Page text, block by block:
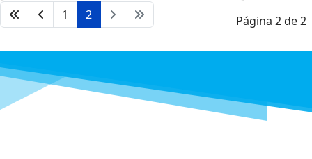
Página 2 de 2
1 2